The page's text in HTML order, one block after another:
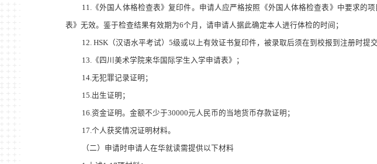
11.《外国人体格检查表》复印件。申请人应严格按照《外国人体格检查表》中要求的
表》无效。鉴于检查结果有效期为6个月，请申请人据此确定本人进行体检的时间 ；
12. HSK （汉语水平考试） 5级或以上有效证书复印件，被录取后须在到校报到注册时提
13.《四川美术学院来华国际学生入学申请表》 ；
14.无犯罪记录证明 ；
15.出生证明 ；
16.资金证明。金额不少于30000元人民币的当地货币存款证明 ；
17.个人获奖情况证明材料。
（二）申请时申请人在华就读需提供以下材料